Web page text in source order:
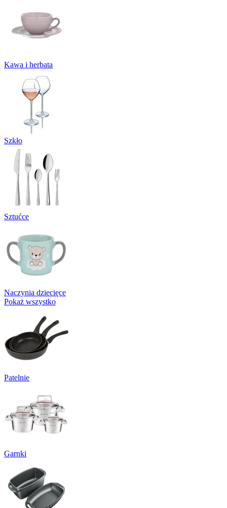
Kawa i herbata
Szkło
Sztućce
Naczynia dziecięce
Pokaż wszystko
Patelnie
Garnki